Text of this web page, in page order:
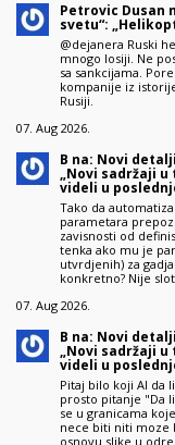
Petrovic Dusan
svetu“:
@dejanera Ruski
mnogo losiji. Ne
sa sankcijama.
kompanije iz
Rusiji.
07. Aug 2026.
B na: Novi
„Novi sadržaji
videli u
Tako da
parametara
zavisnosti od
tenka ako mu je
utvrdjenih) za
konkretno? Nije
07. Aug 2026.
B na: Novi
„Novi sadržaji
videli u
Pitaj bilo koji AI da
prosto pitanje "Da
se u granicama
nece biti niti moze
osnovu slike u